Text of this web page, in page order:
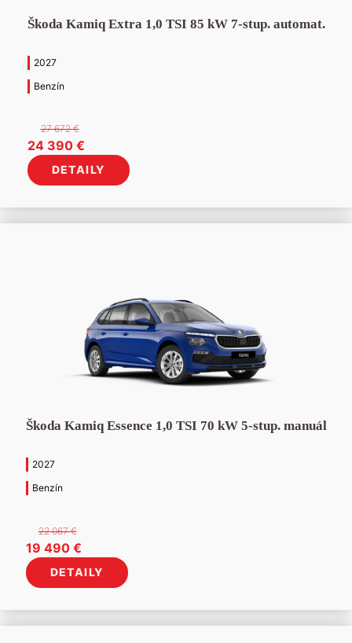
Škoda Kamiq Extra 1,0 TSI 85 kW 7-stup. automat.
2027
Benzín
27 672€
Pôvodná
cena
bola:
672 €.
24 390 €Aktuálna
cena
je:
390 €.
DETAILY
Škoda Kamiq Essence 1,0 TSI 70 kW 5-stup. manuál
2027
Benzín
22 067€
Pôvodná
cena
bola:
067 €.
19 490 €Aktuálna
cena
je:
490 €.
DETAILY